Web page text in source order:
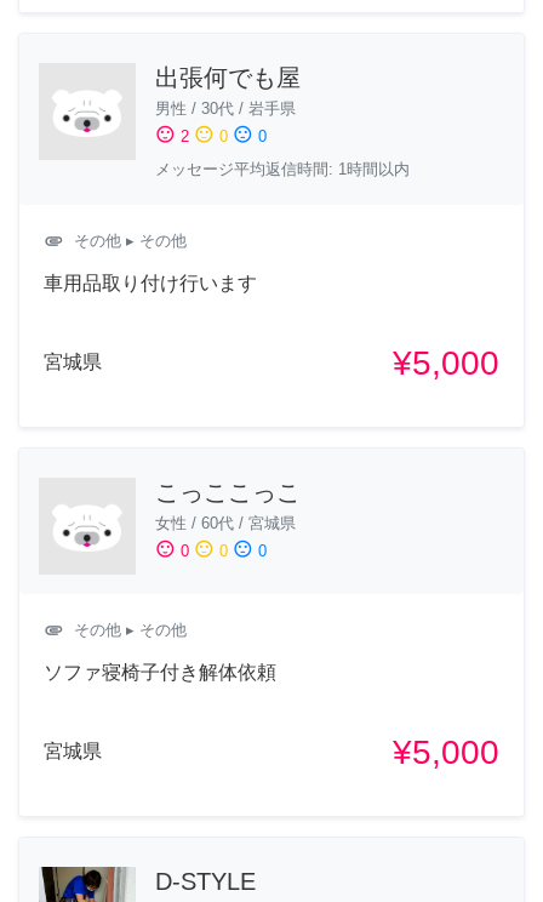
出張何でも屋
男性 / 30代 / 岩手県
sentiment_satisfied 2 sentiment_neutral 0 sentiment_dissatisfied 0
メッセージ平均返信時間: 1時間以内
attachment その他 ▸ その他
車用品取り付け行います
宮城県 ¥5,000
こっここっこ
女性 / 60代 / 宮城県
sentiment_satisfied 0 sentiment_neutral 0 sentiment_dissatisfied 0
attachment その他 ▸ その他
ソファ寝椅子付き解体依頼
宮城県 ¥5,000
D-STYLE